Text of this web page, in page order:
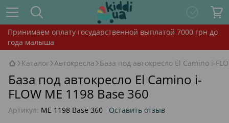
Принимаем оплату государственной выплатой 7000 грн до
года малыша
Каталог Автокресла База под автокресло El Camino i-
База под автокресло El Camino i-
FLOW ME 1198 Base 360
Артикул: ME 1198 Base 360 Оставить отзыв